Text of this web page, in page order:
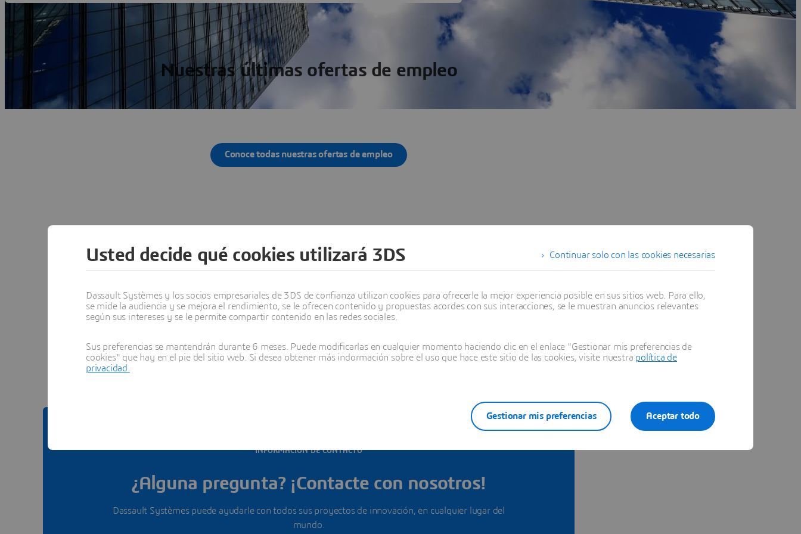
Nuestras últimas ofertas de empleo
Conoce todas nuestras ofertas de empleo
Otras ubicaciones
INFORMACIÓN DE CONTACTO
¿Alguna pregunta? ¡Contacte con nosotros!
Dassault Systèmes puede ayudarle con todos sus proyectos de innovación, en cualquier lugar del
mundo.
Continuar solo con las cookies necesarias
Usted decide qué cookies utilizará 3DS
Dassault Systèmes y los socios empresariales de 3DS de confianza utilizan cookies para ofrecerle la mejor experiencia posible en sus sitios web. Para ello,
se mide la audiencia y se mejora el rendimiento, se le ofrecen contenido y propuestas acordes con sus interacciones, se le muestran anuncios relevantes
según sus intereses y se le permite compartir contenido en las redes sociales.
Sus preferencias se mantendrán durante 6 meses. Puede modificarlas en cualquier momento haciendo clic en el enlace "Gestionar mis preferencias de
cookies" que hay en el pie del sitio web. Si desea obtener más indormación sobre el uso que hace este sitio de las cookies, visite nuestra política de
privacidad.
Aceptar todo
Gestionar mis preferencias